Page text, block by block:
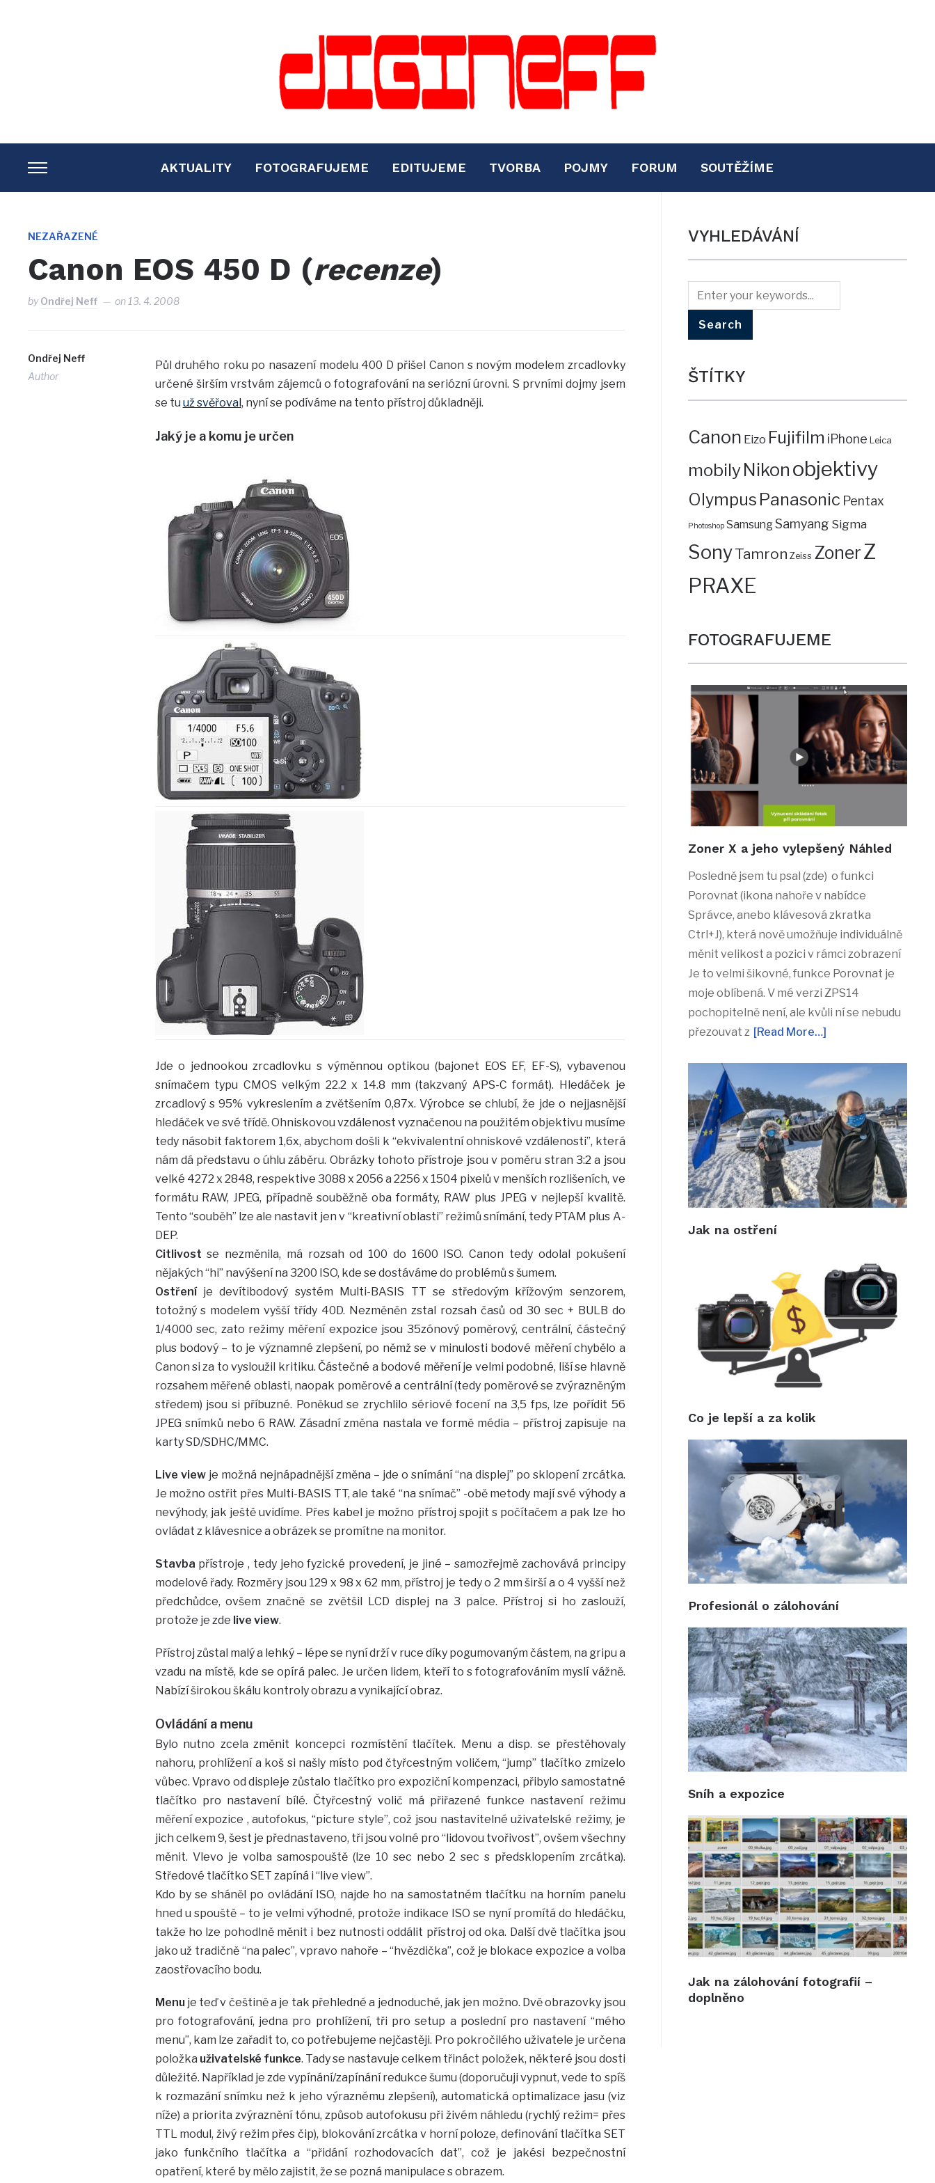
TOGGLE
SIDEBAR
NAVIGATION
AKTUALITY FOTOGRAFUJEME EDITUJEME TVORBA POJMY FORUM SOUTĚŽÍME
NEZAŘAZENÉ
Canon EOS 450 D (recenze)
byOndřej Neff on 13. 4. 2008
Ondřej Neff
Author
Půl druhého roku po nasazení modelu 400 D přišel Canon s novým modelem zrcadlovky
určené širším vrstvám zájemců o fotografování na seriózní úrovni. S prvními dojmy jsem
se tu už svěřoval, nyní se podíváme na tento přístroj důkladněji.
Jaký je a komu je určen
Jde o jednookou zrcadlovku s výměnnou optikou (bajonet EOS EF, EF-S), vybavenou
snímačem typu CMOS velkým 22.2 x 14.8 mm (takzvaný APS-C formát). Hledáček je
zrcadlový s 95% vykreslením a zvětšením 0,87x. Výrobce se chlubí, že jde o nejjasnější
hledáček ve své třídě. Ohniskovou vzdálenost vyznačenou na použitém objektivu musíme
tedy násobit faktorem 1,6x, abychom došli k “ekvivalentní ohniskové vzdálenosti”, která
nám dá představu o úhlu záběru. Obrázky tohoto přístroje jsou v poměru stran 3:2 a jsou
velké 4272 x 2848, respektive 3088 x 2056 a 2256 x 1504 pixelů v menších rozlišeních, ve
formátu RAW, JPEG, případně souběžně oba formáty, RAW plus JPEG v nejlepší kvalitě.
Tento “souběh” lze ale nastavit jen v “kreativní oblasti” režimů snímání, tedy PTAM plus A-
DEP.
Citlivost se nezměnila, má rozsah od 100 do 1600 ISO. Canon tedy odolal pokušení
nějakých “hi” navýšení na 3200 ISO, kde se dostáváme do problémů s šumem.
Ostřeníje devítibodový systém Multi-BASIS TT se středovým křížovým senzorem,
totožný s modelem vyšší třídy 40D. Nezměněn zstal rozsah časů od 30 sec + BULB do
1/4000 sec, zato režimy měření expozice jsou 35zónový poměrový, centrální, částečný
plus bodový – to je významné zlepšení, po němž se v minulosti bodové měření chybělo a
Canon si za to vysloužil kritiku. Částečné a bodové měření je velmi podobné, liší se hlavně
rozsahem měřené oblasti, naopak poměrové a centrální (tedy poměrové se zvýrazněným
středem) jsou si příbuzné. Poněkud se zrychlilo sériové focení na 3,5 fps, lze pořídit 56
JPEG snímků nebo 6 RAW. Zásadní změna nastala ve formě média – přístroj zapisuje na
karty SD/SDHC/MMC.
Live viewje možná nejnápadnější změna – jde o snímání “na displej” po sklopení zrcátka.
Je možno ostřit přes Multi-BASIS TT, ale také “na snímač” -obě metody mají své výhody a
nevýhody, jak ještě uvidíme. Přes kabel je možno přístroj spojit s počítačem a pak lze ho
ovládat z klávesnice a obrázek se promítne na monitor.
Stavba přístroje , tedy jeho fyzické provedení, je jiné – samozřejmě zachovává principy
modelové řady. Rozměry jsou 129 x 98 x 62 mm, přístroj je tedy o 2 mm širší a o 4 vyšší než
předchůdce, ovšem značně se zvětšil LCD displej na 3 palce. Přístroj si ho zaslouží,
protože je zde live view.
Přístroj zůstal malý a lehký – lépe se nyní drží v ruce díky pogumovaným částem, na gripu a
vzadu na místě, kde se opírá palec. Je určen lidem, kteří to s fotografováním myslí vážně.
Nabízí širokou škálu kontroly obrazu a vynikající obraz.
Ovládání a menu
Bylo nutno zcela změnit koncepci rozmístění tlačítek. Menu a disp. se přestěhovaly
nahoru, prohlížení a koš si našly místo pod čtyřcestným voličem, “jump” tlačítko zmizelo
vůbec. Vpravo od displeje zůstalo tlačítko pro expoziční kompenzaci, přibylo samostatné
tlačítko pro nastavení bílé. Čtyřcestný volič má přiřazené funkce nastavení režimu
měření expozice , autofokus, “picture style”, což jsou nastavitelné uživatelské režimy, je
jich celkem 9, šest je přednastaveno, tři jsou volné pro “lidovou tvořivost”, ovšem všechny
měnit. Vlevo je volba samospouště (lze 10 sec nebo 2 sec s předsklopením zrcátka).
Středové tlačítko SET zapíná i “live view”.
Kdo by se sháněl po ovládání ISO, najde ho na samostatném tlačítku na horním panelu
hned u spouště – to je velmi výhodné, protože indikace ISO se nyní promítá do hledáčku,
takže ho lze pohodlně měnit i bez nutnosti oddálit přístroj od oka. Další dvě tlačítka jsou
jako už tradičně “na palec”, vpravo nahoře – “hvězdička”, což je blokace expozice a volba
zaostřovacího bodu.
Menuje teď v češtině a je tak přehledné a jednoduché, jak jen možno. Dvě obrazovky jsou
pro fotografování, jedna pro prohlížení, tři pro setup a poslední pro nastavení “mého
menu”, kam lze zařadit to, co potřebujeme nejčastěji. Pro pokročilého uživatele je určena
položka uživatelské funkce. Tady se nastavuje celkem třináct položek, některé jsou dosti
důležité. Například je zde vypínání/zapínání redukce šumu (doporučuji vypnut, vede to spíš
k rozmazání snímku než k jeho výraznému zlepšení), automatická optimalizace jasu (viz
níže) a priorita zvýraznění tónu, způsob autofokusu při živém náhledu (rychlý režim= přes
TTL modul, živý režim přes čip), blokování zrcátka v horní poloze, definování tlačítka SET
jako funkčního tlačítka a “přidání rozhodovacích dat”, což je jakési bezpečnostní
opatření, které by mělo zajistit, že se pozná manipulace s obrazem.
VYHLEDÁVÁNÍ
ŠTÍTKY
Canon Eizo Fujifilm iPhone Leica
mobilyNikon objektivy
Olympus Panasonic Pentax
Photoshop SamsungSamyang Sigma
SonyTamron Zeiss ZonerZ
PRAXE
FOTOGRAFUJEME
Zoner X a jeho vylepšený Náhled
Posledně jsem tu psal (zde) o funkci
Porovnat (ikona nahoře v nabídce
Správce, anebo klávesová zkratka
Ctrl+J), která nově umožňuje individuálně
měnit velikost a pozici v rámci zobrazení
Je to velmi šikovné, funkce Porovnat je
moje oblíbená. V mé verzi ZPS14
pochopitelně není, ale kvůli ní se nebudu
přezouvat z [Read More…]
Jak na ostření
Co je lepší a za kolik
Profesionál o zálohování
Sníh a expozice
Jak na zálohování fotografií –
doplněno